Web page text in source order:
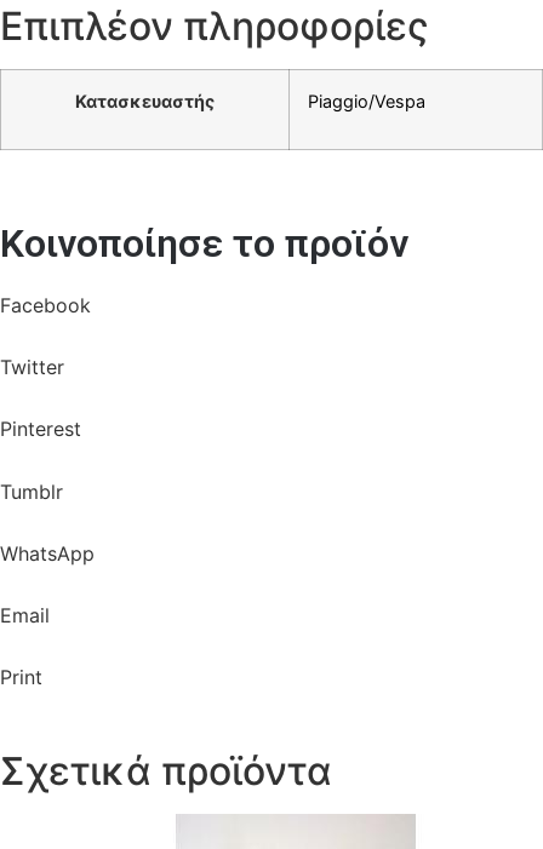
Επιπλέον πληροφορίες
Κατασκευαστής Piaggio/Vespa
Κοινοποίησε το προϊόν
Facebook
Twitter
Pinterest
Tumblr
WhatsApp
Email
Print
Σχετικά προϊόντα